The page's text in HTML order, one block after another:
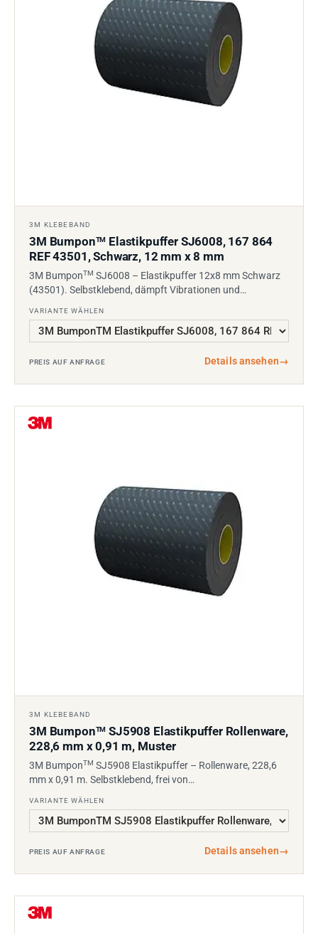
3M KLEBEBAND
3M BumponTM Elastikpuffer SJ6008, 167 864
REF 43501, Schwarz, 12 mm x 8 mm
3M BumponTM SJ6008 – Elastikpuffer 12x8 mm Schwarz
(43501). Selbstklebend, dämpft Vibrationen und…
VARIANTE WÄHLEN
PREIS AUF ANFRAGE Details ansehen→
3M KLEBEBAND
3M BumponTM SJ5908 Elastikpuffer Rollenware,
228,6 mm x 0,91 m, Muster
3M BumponTM SJ5908 Elastikpuffer – Rollenware, 228,6
mm x 0,91 m. Selbstklebend, frei von…
VARIANTE WÄHLEN
PREIS AUF ANFRAGE Details ansehen→